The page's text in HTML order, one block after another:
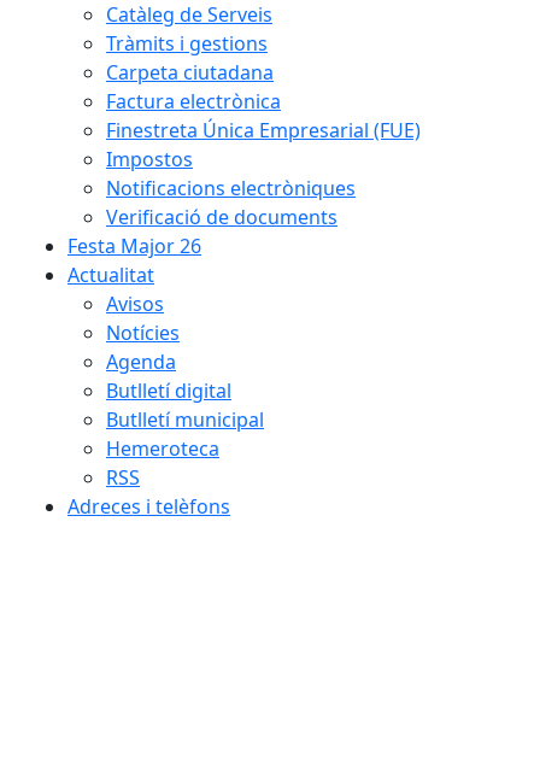
Catàleg de Serveis
Tràmits i gestions
Carpeta ciutadana
Factura electrònica
Finestreta Única Empresarial (FUE)
Impostos
Notificacions electròniques
Verificació de documents
Festa Major 26
Actualitat
Avisos
Notícies
Agenda
Butlletí digital
Butlletí municipal
Hemeroteca
RSS
Adreces i telèfons